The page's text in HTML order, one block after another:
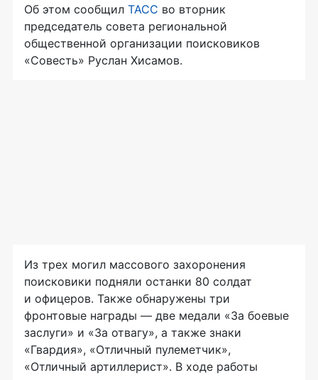
Об этом сообщил ТАСС во вторник
председатель совета региональной
общественной организации поисковиков
«Совесть» Руслан Хисамов.
Из трех могил массового захоронения
поисковики подняли останки 80 солдат
и офицеров. Также обнаружены три
фронтовые награды — две медали «За боевые
заслуги» и «За отвагу», а также знаки
«Гвардия», «Отличный пулеметчик»,
«Отличный артиллерист». В ходе работы